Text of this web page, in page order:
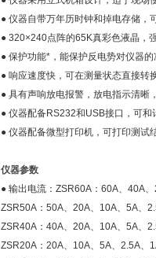
● 仪器自带万年历时钟和掉电存储，
● 320×240点阵的65K真彩色液晶，
● 保护功能*，能保护反电势对仪器
● 响应速度快，可在测量状态直接转
● 具有声响放电报警，放电指示清晰
● 仪器配备RS232和USB接口，可
● 仪器配备微型打印机，可打印测试
仪器参数
● 输出电流：ZSR60A：60A、40A
ZSR50A：50A、20A、10A、5A、
ZSR40A：40A、20A、10A、5A、
ZSR20A：20A、10A、5A、2.5A、